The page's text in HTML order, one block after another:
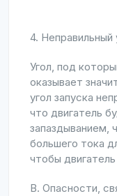
4. Неправильный
Угол, под
оказывает
угол запуска
что двигатель
запаздыванием,
большего тока
чтобы
B. Опасности,